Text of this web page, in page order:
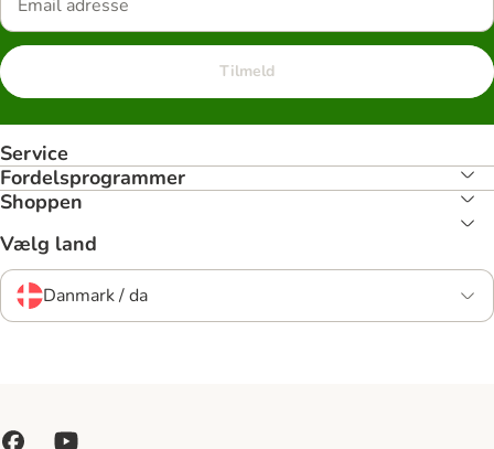
Tilmeld
Service
Fordelsprogrammer
Shoppen
Vælg land
Danmark / da